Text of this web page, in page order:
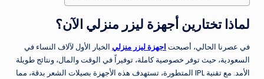
لماذا تختارين أجهزة ليزر منزلي الآن؟
في عصرنا الحالي، أصبحت اجهزة ليزر منزلي الخيار الأول لآلاف النساء في
السعودية، حيث توفر خصوصية كاملة، توفيراً في الوقت والمال، ونتائج طويلة
الأمد. مع تقنية IPL المتطورة، تستهدف هذه الأجهزة بصيلات الشعر بدقة، مما